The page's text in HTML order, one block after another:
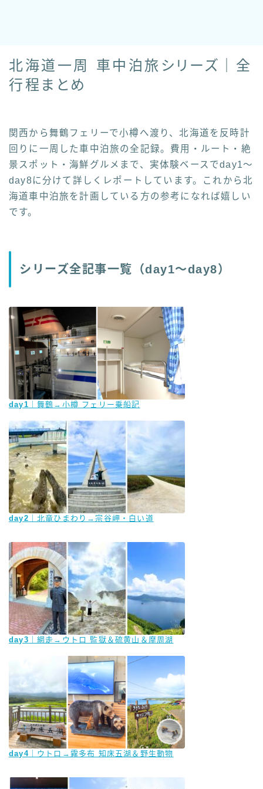
北海道一周 車中泊旅シリーズ｜全
行程まとめ
関西から舞鶴フェリーで小樽へ渡り、北海道を反時計
回りに一周した車中泊旅の全記録。費用・ルート・絶
景スポット・海鮮グルメまで、実体験ベースでday1〜
day8に分けて詳しくレポートしています。これから北
海道車中泊旅を計画している方の参考になれば嬉しい
です。
シリーズ全記事一覧（day1〜day8）
day1 ｜舞鶴→小樽 フェリー乗船記
day2 ｜北竜ひまわり→宗谷岬・白い道
day3 ｜網走→ウトロ 監獄＆硫黄山＆摩周湖
day4｜ウトロ→霧多布 知床五湖＆野生動物